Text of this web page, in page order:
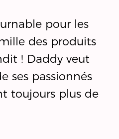
pour les
des produits
! Daddy veut
ses passionnés
toujours plus de